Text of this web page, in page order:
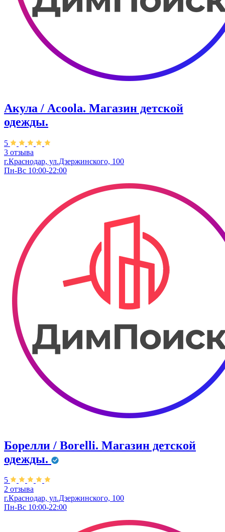
Акула / Acoola. ​Магазин детской
одежды.
5
3 отзыва
г.Краснодар, ул.Дзержинского, 100
Пн-Вс 10:00-22:00
Борелли / Borelli. Магазин детской
одежды.
5
2 отзыва
г.Краснодар, ул.Дзержинского, 100
Пн-Вс 10:00-22:00